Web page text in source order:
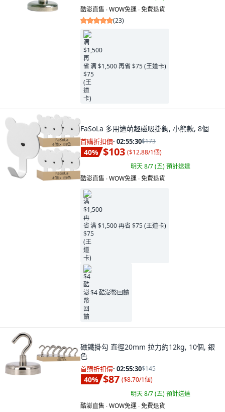
酷澎直售 ∙ WOW免運 ∙ 免費退貨
(23)
满 $1,500 再省 $75 (王道卡)
FaSoLa 多用途萌趣磁吸掛鉤, 小熊款, 8個
首購折扣價· 02:55:29$173
40% $103 ($12.88/1個)
明天 8/7 (五)預計送達
酷澎直售 ∙ WOW免運 ∙ 免費退貨
满 $1,500 再省 $75 (王道卡)
$4 酷澎幣回饋
磁鐵掛勾 直徑20mm 拉力約12kg, 10個, 銀
色
首購折扣價· 02:55:29$145
40% $87 ($8.70/1個)
明天 8/7 (五)預計送達
酷澎直售 ∙ WOW免運 ∙ 免費退貨